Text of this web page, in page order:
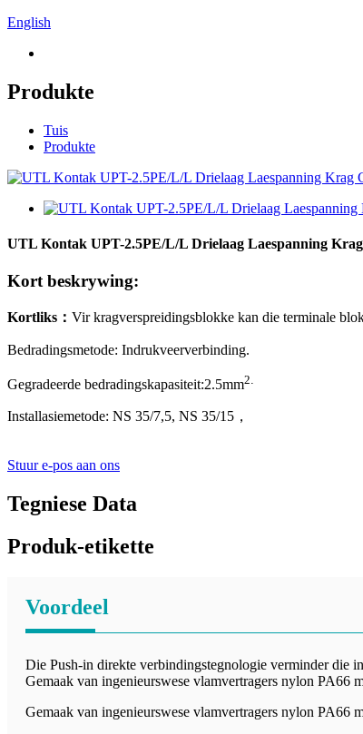
English
Produkte
Tuis
Produkte
UTL Kontak UPT-2.5PE/L/L Drielaag Laespanning
Kort beskrywing:
Kortliks ： Vir kragverspreidingsblokke kan die terminale
Bedradingsmetode: Indrukveerverbinding.
Gegradeerde bedradingskapasiteit:2.5mm2.
Installasiemetode: NS 35/7,5, NS 35/15 ，
Stuur e-pos aan ons
Tegniese Data
Produk-etikette
Voordeel
Die Push-in direkte verbindingstegnologie verminder die
Gemaak van ingenieurswese vlamvertragers nylon PA66
Gemaak van ingenieurswese vlamvertragers nylon PA66